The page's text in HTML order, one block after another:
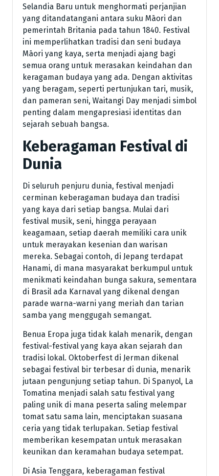
Selandia Baru untuk menghormati perjanjian
yang ditandatangani antara suku Māori dan
pemerintah Britania pada tahun 1840. Festival
ini memperlihatkan tradisi dan seni budaya
Māori yang kaya, serta menjadi ajang bagi
semua orang untuk merasakan keindahan dan
keragaman budaya yang ada. Dengan aktivitas
yang beragam, seperti pertunjukan tari, musik,
dan pameran seni, Waitangi Day menjadi simbol
penting dalam mengapresiasi identitas dan
sejarah sebuah bangsa.
Keberagaman Festival di
Dunia
Di seluruh penjuru dunia, festival menjadi
cerminan keberagaman budaya dan tradisi
yang kaya dari setiap bangsa. Mulai dari
festival musik, seni, hingga perayaan
keagamaan, setiap daerah memiliki cara unik
untuk merayakan kesenian dan warisan
mereka. Sebagai contoh, di Jepang terdapat
Hanami, di mana masyarakat berkumpul untuk
menikmati keindahan bunga sakura, sementara
di Brasil ada Karnaval yang dikenal dengan
parade warna-warni yang meriah dan tarian
samba yang menggugah semangat.
Benua Eropa juga tidak kalah menarik, dengan
festival-festival yang kaya akan sejarah dan
tradisi lokal. Oktoberfest di Jerman dikenal
sebagai festival bir terbesar di dunia, menarik
jutaan pengunjung setiap tahun. Di Spanyol, La
Tomatina menjadi salah satu festival yang
paling unik di mana peserta saling melempar
tomat satu sama lain, menciptakan suasana
ceria yang tidak terlupakan. Setiap festival
memberikan kesempatan untuk merasakan
keunikan dan keramahan budaya setempat.
Di Asia Tenggara, keberagaman festival